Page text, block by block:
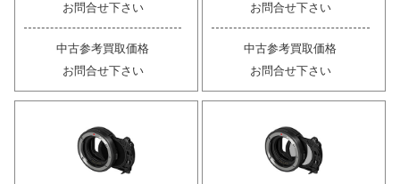
お問合せ下さい
中古参考買取価格
お問合せ下さい
お問合せ下さい
中古参考買取価格
お問合せ下さい